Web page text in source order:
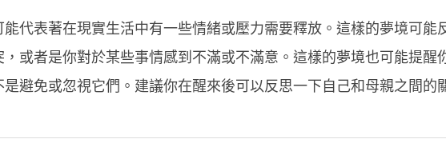
能代表著在現實生活中有一些情緒或壓力需要釋放。這樣的夢境可能
或者是你對於某些事情感到不滿或不滿意。這樣的夢境也可能提醒
是避免或忽視它們。建議你在醒來後可以反思一下自己和母親之間的